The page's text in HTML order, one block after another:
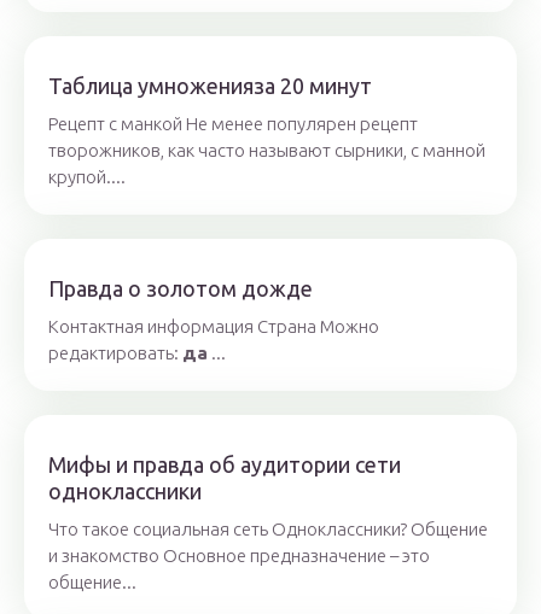
Таблица умноженияза 20 минут
Рецепт с манкой Не менее популярен рецепт
творожников, как часто называют сырники, с манной
крупой....
Правда о золотом дожде
Контактная информация Страна Можно
редактировать: да ...
Мифы и правда об аудитории сети
одноклассники
Что такое социальная сеть Одноклассники? Общение
и знакомство Основное предназначение – это
общение...